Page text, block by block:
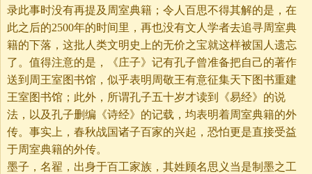
录此事时没有再提及周室典籍；令人百思不得其解的是，在
此之后的2500年的时间里，再也没有文人学者去追寻周室典
籍的下落，这批人类文明史上的无价之宝就这样被国人遗忘
了。值得注意的是，《庄子》记有孔子曾准备把自己的著作
送到周王室图书馆，似乎表明周敬王有意征集天下图书重建
王室图书馆；此外，所谓孔子五十岁才读到《易经》的说
法，以及孔子删编《诗经》的记载，均表明着周室典籍的外
传。事实上，春秋战国诸子百家的兴起，恐怕更是直接受益
于周室典籍的外传。
墨子，名翟，出身于百工家族，其姓顾名思义当是制墨之工